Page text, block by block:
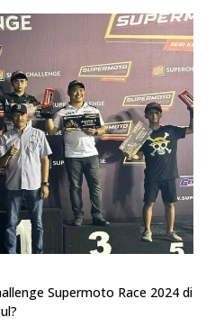
Supermoto Race 2024 di